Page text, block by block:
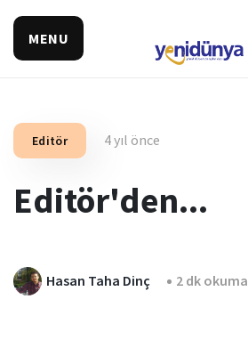
MENU
Editör 4 yıl önce
Editör'den...
Hasan Taha Dinç 2 dk